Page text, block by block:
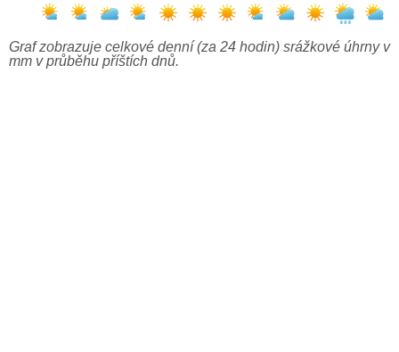
Graf zobrazuje celkové denní (za 24 hodin) srážkové úhrny v
mm v průběhu příštích dnů.